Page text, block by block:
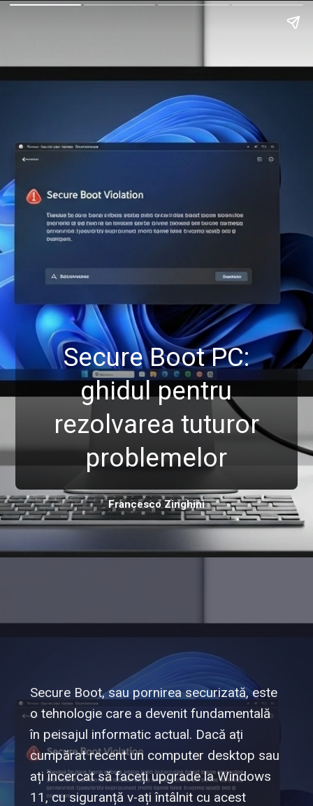
Secure Boot PC:
ghidul pentru
rezolvarea tuturor
problemelor
Francesco Zinghinì
Secure Boot, sau pornirea securizată, este
o tehnologie care a devenit fundamentală
în peisajul informatic actual. Dacă ați
cumpărat recent un computer desktop sau
ați încercat să faceți upgrade la Windows
11, cu siguranță v-ați întâlnit cu acest